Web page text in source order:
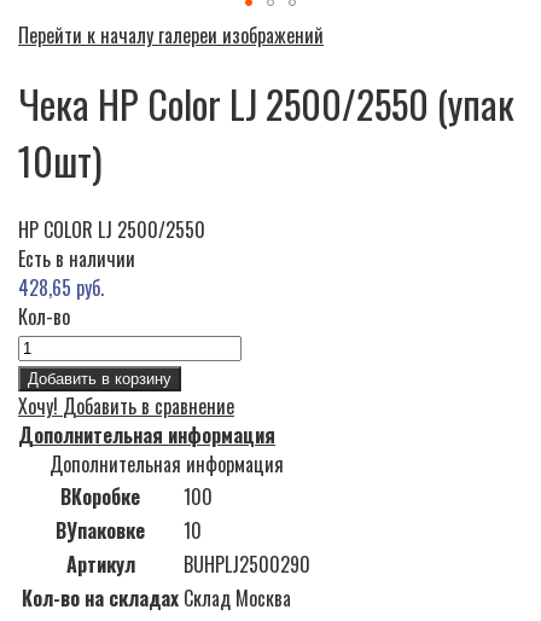
Перейти к началу галереи изображений
Чека HP Color LJ 2500/2550 (упак
10шт)
HP COLOR LJ 2500/2550
Есть в наличии
428,65 руб.
Кол-во
Добавить в корзину
Хочу! Добавить в сравнение
Дополнительная информация
Дополнительная информация
ВКоробке
100
ВУпаковке
10
Артикул
BUHPLJ2500290
Кол-во на складах Склад Москва